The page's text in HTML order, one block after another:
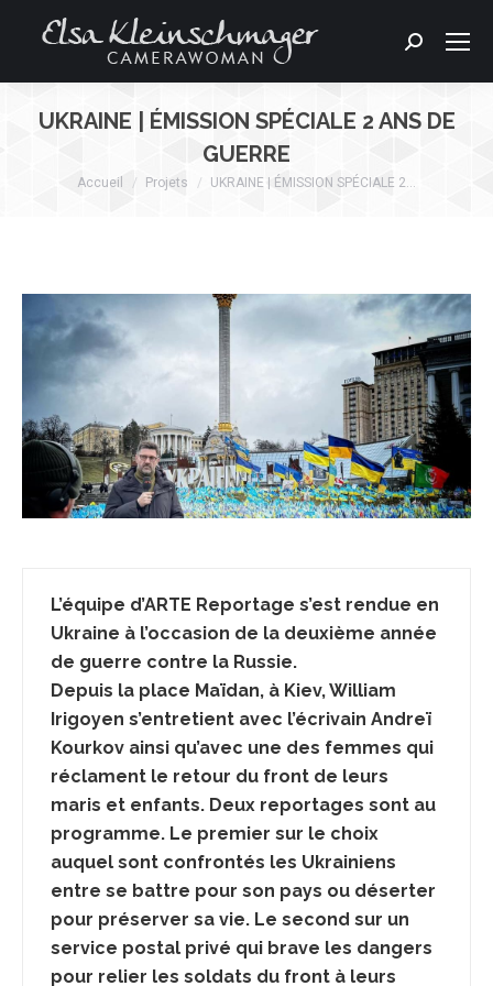
Search:
UKRAINE | ÉMISSION SPÉCIALE 2 ANS DE
GUERRE
Vous êtes ici :
Accueil Projets UKRAINE | ÉMISSION SPÉCIALE 2…
L’équipe d’ARTE Reportage s’est rendue en
Ukraine à l’occasion de la deuxième année
de guerre contre la Russie.
Depuis la place Maïdan, à Kiev, William
Irigoyen s’entretient avec l’écrivain Andreï
Kourkov ainsi qu’avec une des femmes qui
réclament le retour du front de leurs
maris et enfants. Deux reportages sont au
programme. Le premier sur le choix
auquel sont confrontés les Ukrainiens
entre se battre pour son pays ou déserter
pour préserver sa vie. Le second sur un
service postal privé qui brave les dangers
pour relier les soldats du front à leurs